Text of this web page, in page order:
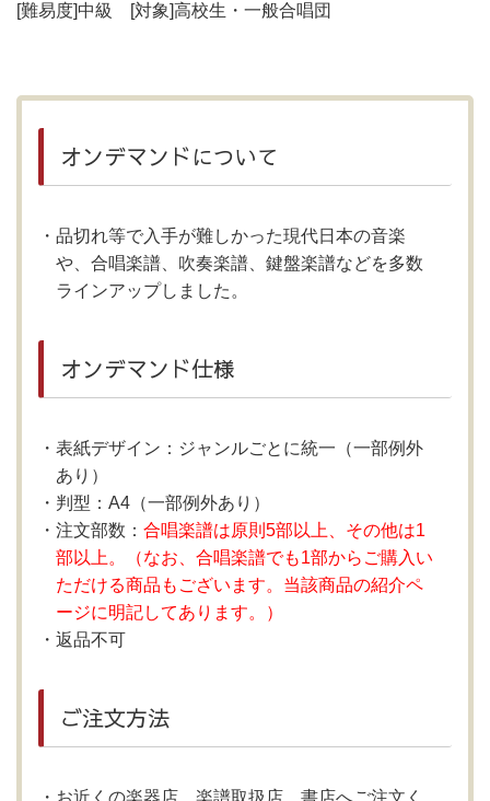
[難易度]中級 [対象]高校生・一般合唱団
オンデマンドについて
品切れ等で入手が難しかった現代日本の音楽
や、合唱楽譜、吹奏楽譜、鍵盤楽譜などを多数
ラインアップしました。
オンデマンド仕様
表紙デザイン：ジャンルごとに統一（一部例外
あり）
判型：A4（一部例外あり）
注文部数： 合唱楽譜は原則5部以上、その他は1
部以上。（なお、合唱楽譜でも1部からご購入い
ただける商品もございます。当該商品の紹介ペ
ージに明記してあります。）
返品不可
ご注文方法
お近くの楽器店、楽譜取扱店、書店へご注文く